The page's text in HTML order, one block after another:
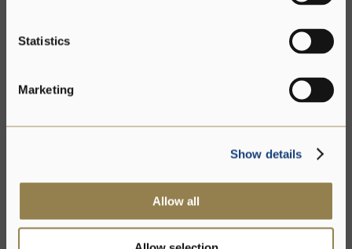
Statistics
Marketing
Show details
Allow all